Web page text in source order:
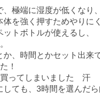
極端に湿度が低くなり
を強く押すためやりに
トボトルが使えるし、
、時間とかセット出来
！
ってしまいました　汗
ても、3時間を選んだ